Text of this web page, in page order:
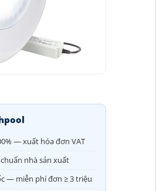
— xuất hóa đơn VAT
nhà sản xuất
— miễn phí đơn ≥ 3 triệu